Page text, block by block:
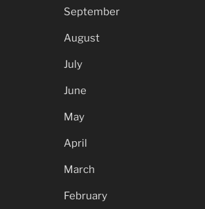
September
August
July
June
May
April
March
February